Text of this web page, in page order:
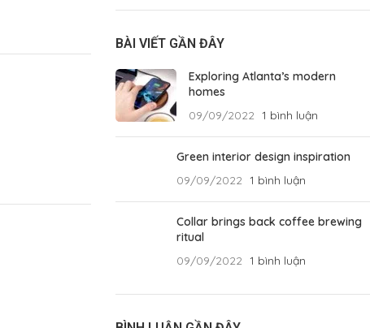
BÀI VIẾT GẦN ĐÂY
Exploring Atlanta’s modern
homes
09/09/2022 1 bình luận
Green interior design inspiration
09/09/2022 1 bình luận
Collar brings back coffee brewing
ritual
09/09/2022 1 bình luận